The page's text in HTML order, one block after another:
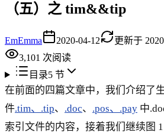
（五）之 tim&&tip
EmEmma 2020-04-12 更新于
3,101 次阅读
目录5节
在前面的四篇文章中，我们介绍了
件.tim、.tip、 .doc、 .pos、.pay 中
索引文件的内容，接着我们继续图